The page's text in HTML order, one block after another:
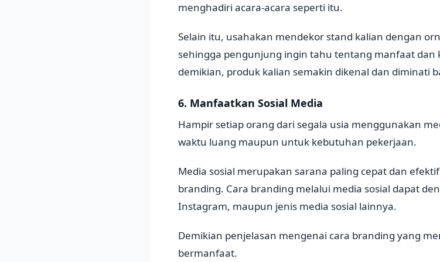
menghadiri acara-acara seperti itu.
Selain itu, usahakan mendekor stand kalian dengan
sehingga pengunjung ingin tahu tentang manfaat dan
demikian, produk kalian semakin dikenal dan diminati
6. Manfaatkan Sosial Media
Hampir setiap orang dari segala usia menggunakan
waktu luang maupun untuk kebutuhan pekerjaan.
Media sosial merupakan sarana paling cepat dan
branding. Cara branding melalui media sosial dapat
Instagram, maupun jenis media sosial lainnya.
Demikian penjelasan mengenai cara branding yang
bermanfaat.